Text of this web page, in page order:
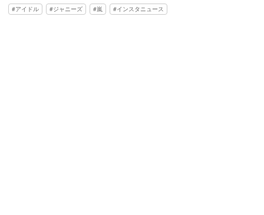
アイドル ジャニーズ 嵐 インスタニュース